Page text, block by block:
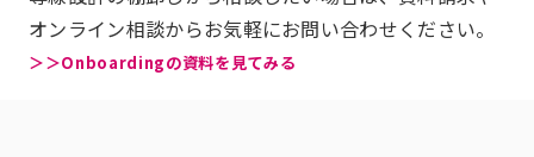
オンライン相談からお気軽にお問い合わせください。
＞＞Onboardingの資料を見てみる